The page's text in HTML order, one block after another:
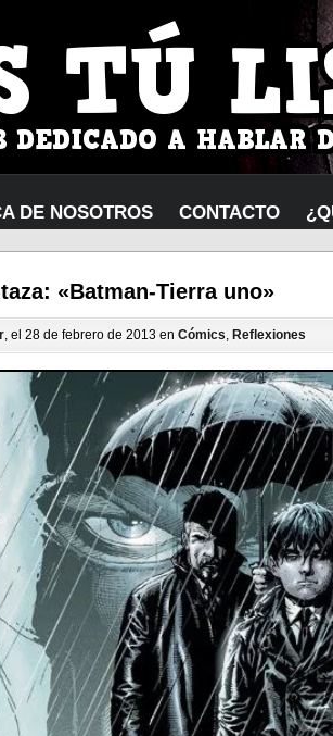
DE NOSOTROS CONTACTO
«Batman-Tierra uno»
, el 28 de febrero de 2013 en Cómics, Reflexiones